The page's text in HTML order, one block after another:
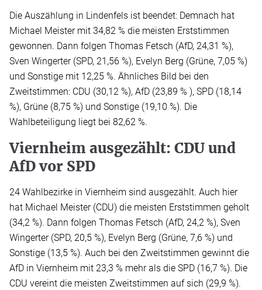
Die Auszählung in Lindenfels ist beendet: Demnach hat
Michael Meister mit 34,82 % die meisten Erststimmen
gewonnen. Dann folgen Thomas Fetsch (AfD, 24,31 %),
Sven Wingerter (SPD, 21,56 %), Evelyn Berg (Grüne, 7,05 %)
und Sonstige mit 12,25 %. Ähnliches Bild bei den
Zweitstimmen: CDU (30,12 %), AfD (23,89 % ), SPD (18,14
%), Grüne (8,75 %) und Sonstige (19,10 %). Die
Wahlbeteiligung liegt bei 82,62 %.
Viernheim ausgezählt: CDU und
AfD vor SPD
24 Wahlbezirke in Viernheim sind ausgezählt. Auch hier
hat Michael Meister (CDU) die meisten Erststimmen geholt
(34,2 %). Dann folgen Thomas Fetsch (AfD, 24,2 %), Sven
Wingerter (SPD, 20,5 %), Evelyn Berg (Grüne, 7,6 %) und
Sonstige (13,5 %). Auch bei den Zweitstimmen gewinnt die
AfD in Viernheim mit 23,3 % mehr als die SPD (16,7 %). Die
CDU vereint die meisten Zweitstimmen auf sich (29,9 %).